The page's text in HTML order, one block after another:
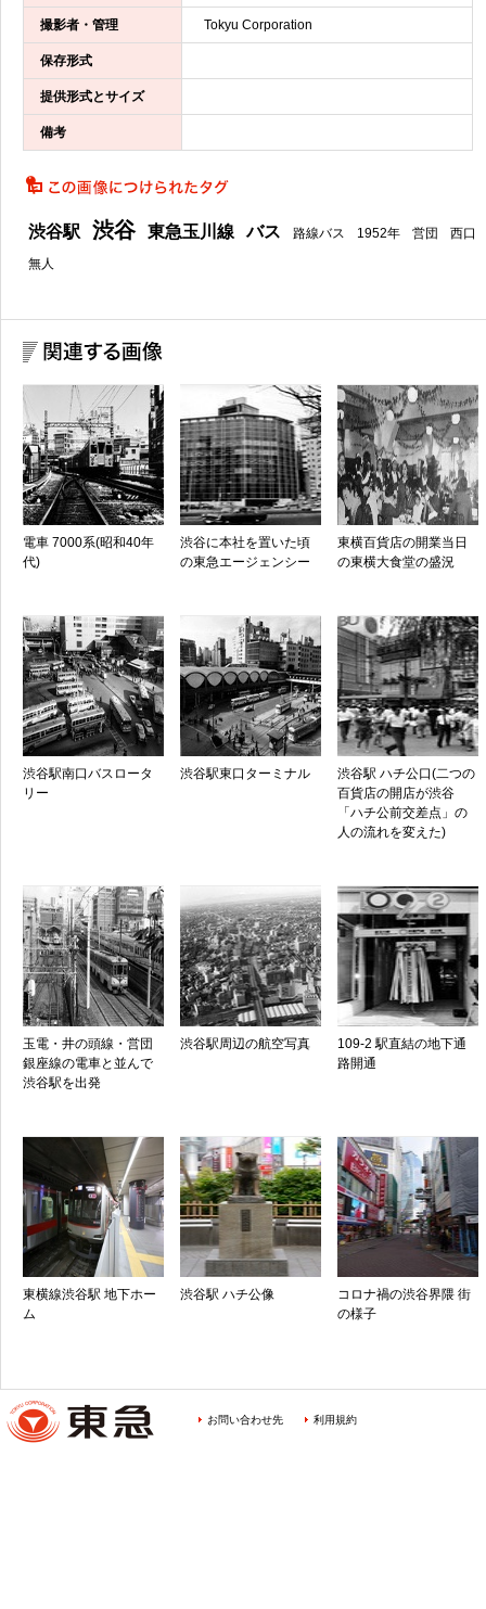
撮影者・管理 Tokyu Corporation
保存形式
提供形式とサイズ
備考
渋谷駅 渋谷 東急玉川線 バス 路線バス 1952年 営団
西口
無人
電車 7000系(昭和40年
代)
渋谷に本社を置いた頃
の東急エージェンシー
東横百貨店の開業当日
の東横大食堂の盛況
渋谷駅南口バスロータ
リー
渋谷駅東口ターミナル
渋谷駅 ハチ公口(二つの
百貨店の開店が渋谷
「ハチ公前交差点」の
人の流れを変えた)
玉電・井の頭線・営団
銀座線の電車と並んで
渋谷駅を出発
渋谷駅周辺の航空写真
109-2 駅直結の地下通
路開通
東横線渋谷駅 地下ホー
ム
渋谷駅 ハチ公像
コロナ禍の渋谷界隈 街
の様子
お問い合わせ先 利用規約